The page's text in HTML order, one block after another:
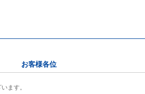
お客様各位
ます。